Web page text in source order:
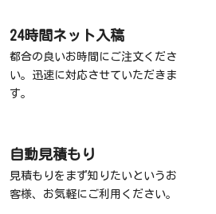
24時間ネット入稿
都合の良いお時間にご注文くださ
い。迅速に対応させていただきま
す。
自動見積もり
見積もりをまず知りたいというお
客様、お気軽にご利用ください。